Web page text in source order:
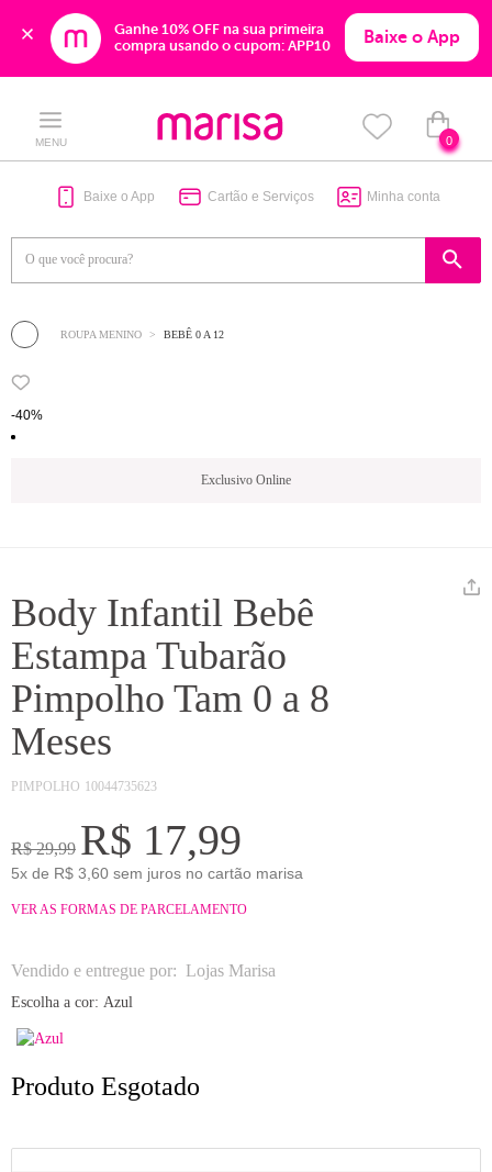
Ganhe 10% OFF na sua primeira
compra usando o cupom: APP10
Baixe o App
content
navigation
MENU 0
Baixe o App Cartão e Serviços Minha conta
ROUPA MENINO BEBÊ 0 A 12
-40%
Exclusivo Online
Body Infantil Bebê
Estampa Tubarão
Pimpolho Tam 0 a 8
Meses
PIMPOLHO 10044735623
R$ 29,99 R$ 17,99
5x de R$ 3,60 sem juros no cartão marisa
VER AS FORMAS DE PARCELAMENTO
Vendido e entregue por: Lojas Marisa
Escolha a cor: Azul
Produto Esgotado